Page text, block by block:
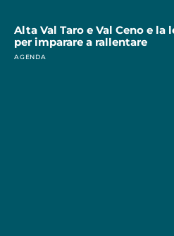
Alta Val Taro e Val Ceno e
per imparare a rallentare
AGENDA